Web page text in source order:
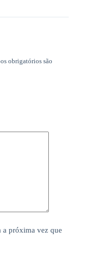
obrigatórios são
a próxima vez que